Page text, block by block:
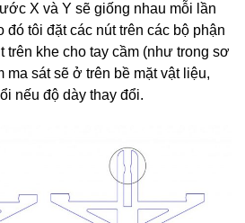
X và Y sẽ giống nhau mỗi lần
tôi đặt các nút trên các bộ phận
trên khe cho tay cầm (như trong sơ
sát sẽ ở trên bề mặt vật liệu,
nếu độ dày thay đổi.